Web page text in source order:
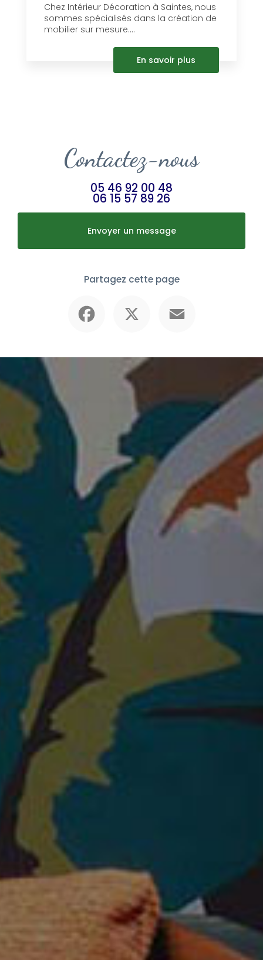
Chez Intérieur Décoration à Saintes, nous
sommes spécialisés dans la création de
mobilier sur mesure....
En savoir plus
Contactez-nous
05 46 92 00 48
06 15 57 89 26
Envoyer un message
Partagez cette page